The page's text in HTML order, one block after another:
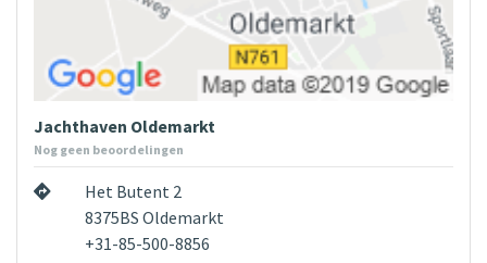
Jachthaven Oldemarkt
Nog geen beoordelingen
Het Butent 2
8375BS Oldemarkt
+31-85-500-8856